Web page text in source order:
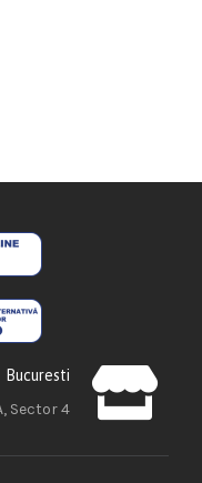
Bucuresti
Sector 4